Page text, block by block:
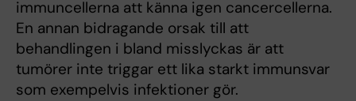
immuncellerna att känna igen cancercellerna.
En annan bidragande orsak till att
behandlingen i bland misslyckas är att
tumörer inte triggar ett lika starkt immunsvar
som exempelvis infektioner gör.